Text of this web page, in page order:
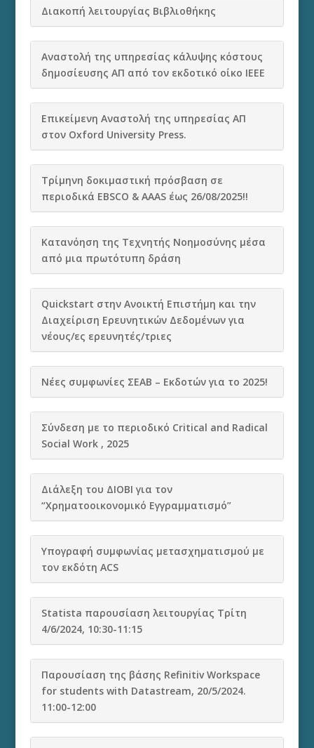
Διακοπή λειτουργίας Βιβλιοθήκης
Αναστολή της υπηρεσίας κάλυψης κόστους
δημοσίευσης ΑΠ από τον εκδοτικό οίκο IEEE
Eπικείμενη Aναστολή της υπηρεσίας ΑΠ
στον Oxford University Press.
Τρίμηνη δοκιμαστική πρόσβαση σε
περιοδικά EBSCO & AAAS έως 26/08/2025!!
Κατανόηση της Τεχνητής Νοημοσύνης μέσα
από μια πρωτότυπη δράση
Quickstart στην Ανοικτή Επιστήμη και την
Διαχείριση Ερευνητικών Δεδομένων για
νέους/ες ερευνητές/τριες
Νέες συμφωνίες ΣΕΑΒ – Εκδοτών για το 2025!
Σύνδεση με το περιοδικό Critical and Radical
Social Work , 2025
Διάλεξη του ΔΙΟΒΙ για τον
“Χρηματοοικονομικό Εγγραμματισμό”
Υπογραφή συμφωνίας μετασχηματισμού με
τον εκδότη ACS
Statista παρουσίαση λειτουργίας Τρίτη
4/6/2024, 10:30-11:15
Παρουσίαση της βάσης Refinitiv Workspace
for students with Datastream, 20/5/2024.
11:00-12:00